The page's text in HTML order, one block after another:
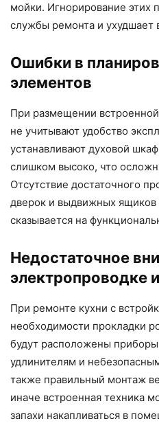
мойки. Игнорирование этих
службы ремонта и ухудшает
Ошибки в
элементов
При размещении
не учитывают удобство
устанавливают духовой
слишком высоко, что
Отсутствие достаточного
дверок и выдвижных ящиков
сказывается на
Недостаточное
электропроводке
При ремонте кухни с
необходимости прокладки
будут расположены
удлинителям и
также правильный монтаж
иначе встроенная техника
запахи накапливаться в